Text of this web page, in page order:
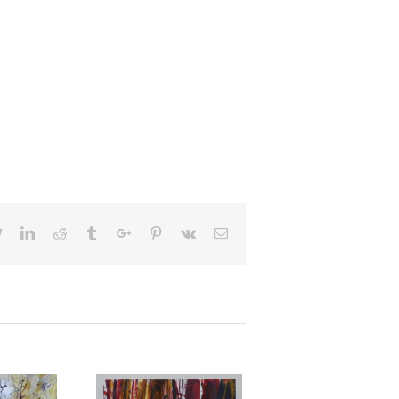
TwitterLinkedinReddit TumblrGoogle+Pinterest
Vk Email